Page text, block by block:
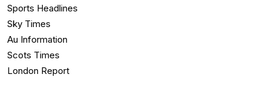
Sports Headlines
Sky Times
Au Information
Scots Times
London Report